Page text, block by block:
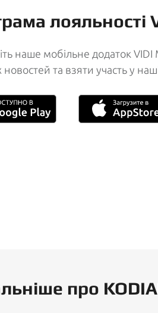
лояльності
наше мобільне додаток
новостей та взяти участь у
про